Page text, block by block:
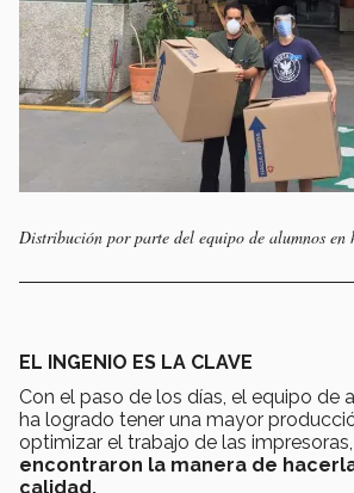
Distribución por parte del equipo de alumnos en
EL INGENIO ES LA CLAVE
Con el paso de los días, el equipo de
ha logrado tener una mayor
optimizar el trabajo de las
encontraron la manera de
calidad.